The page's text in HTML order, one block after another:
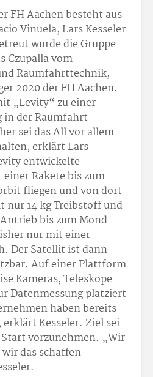
FH Aachen besteht aus
Vinuela, Lars Kesseler
wurde die Gruppe
Czupalla vom
Raumfahrttechnik,
2020 der FH Aachen.
„Levity“ zu einer
in der Raumfahrt
sei das All vor allem
erklärt Lars
entwickelte
Rakete bis zum
fliegen und von dort
nur 14 kg Treibstoff und
bis zum Mond
nur mit einer
Der Satellit ist dann
Auf einer Plattform
Kameras, Teleskope
Datenmessung platziert
haben bereits
Kesseler. Ziel sei
vorzunehmen. „Wir
das schaffen